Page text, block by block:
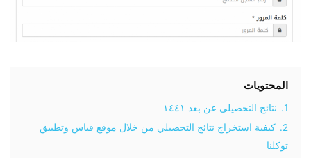
المحتويات
1.
نتائج التحصيلي عن بعد ١٤٤١
2.
كيفية استخراج نتائج التحصيلي من خلال موقع قياس وتطبيق
توكلنا